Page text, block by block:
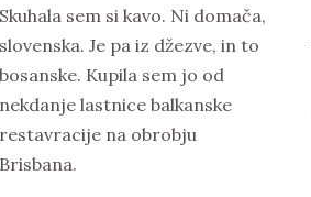
Skuhala sem si kavo. Ni domača,
slovenska. Je pa iz džezve, in to
bosanske. Kupila sem jo od
nekdanje lastnice balkanske
restavracije na obrobju
Brisbana.